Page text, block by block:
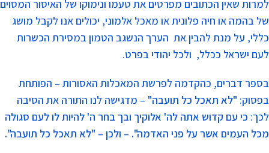
למרות שאין הכתובים מפרטים את טעמו ונימוקו של האיסור המסוים
של בהמה או חיה פלונית או מאכל אלמוני, יכולים אנו לקבל מושג
כללי, על מנת להבין את הערך הנשגב הטמון במסירת הכשרות
לעם ישראל ככלל, ולכל יהודי בפרט.
בספר דברים, כהקדמה לפרשת המאכלות האסורות – הפותחת
בפסוק: "לא תאכל כל תועבה" – מדגישה לנו התורה את הסיבה
לכך: כי עם קדוש אתה לה' אלוקיך ובך בחר ה' להיות לו לעם סגולה
מכל העמים אשר על פני האדמה". – ולכן – "לא תאכל כל תועבה".